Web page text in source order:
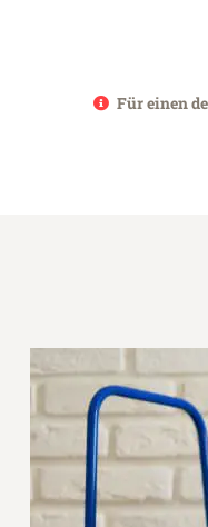
Für einen